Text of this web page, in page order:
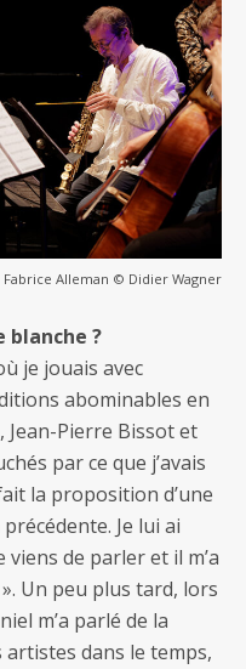
Fabrice Alleman © Didier Wagner
blanche ?
je jouais avec
abominables en
Pierre Bissot et
par ce que j’avais
la proposition d’une
Je lui ai
de parler et il m’a
Un peu plus tard, lors
m’a parlé de la
dans le temps,